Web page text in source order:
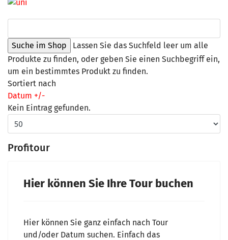
Lassen Sie das Suchfeld leer um alle
Produkte zu finden, oder geben Sie einen Suchbegriff ein,
um ein bestimmtes Produkt zu finden.
Sortiert nach
Datum +/-
Kein Eintrag gefunden.
Profitour
Hier können Sie Ihre Tour buchen
Hier können Sie ganz einfach nach Tour
und/oder Datum suchen. Einfach das